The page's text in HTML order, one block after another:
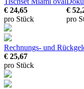
€ 24,65
pro Stück
€
pro
Rechnungs- und
€ 25,67
pro Stück